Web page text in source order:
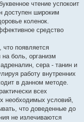
чтение успокоит
доступен широким
коленок.
средство
что появляется
боль, организм
сера - танин и
работу внутренних
в данном методе.
всех
необходимых условий,
что доведенные до
не излечиваются